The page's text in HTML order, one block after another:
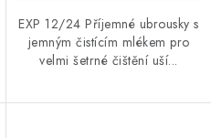
EXP 12/24 Příjemné ubrousky s
jemným čistícím mlékem pro
velmi šetrné čištění uší...